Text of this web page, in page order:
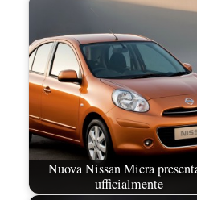
Nuova Nissan Micra
ufficialmente